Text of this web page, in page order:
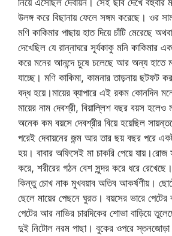
উলঙ্গ করে বিছানায় ফেলে সঙ্গম করেছে। ওর
মণি কাকিমার পাছায় হাত দিয়ে চাঁটি মেরেছে
দেখেছিল যে রান্নাঘরে সূর্যকাকু মনি কাকিমার
করে মনের আনন্দে চুষে চলেছে আর অন্য হাতে
যাচ্ছে। মণি কাকিমা, কামনার তাড়নায় ছটফট
বদ্ধ হয়ে।মায়ের ব্যাপারে এই রকম কোনদিন
মায়ের নাম দেবশ্রী, বিয়াল্লিশ বছর বয়স হলেও
অনেক কম বয়সে দেবশ্রীর বিয়ে হয়েছিল
পরেই দেবায়নের জন্ম আর তার ছয় বছর পরে
হয়। বাবার অফিসেই মা চাকরি পেয়ে যায়।রোজ
করে, শরীরের গঠন বেশ সুন্দর করে ধরে
কিন্তু চোখ নাক মুখবয়াব অতিব আকর্ষণীয়।
ছেলে মায়ের পেছনে ঘুরত। বয়সের ভারে
পেটের আর নাভির চারদিকের শোভা বাড়িয়ে
দুই নিটোল নরম পাছা। বুকের ওপরে